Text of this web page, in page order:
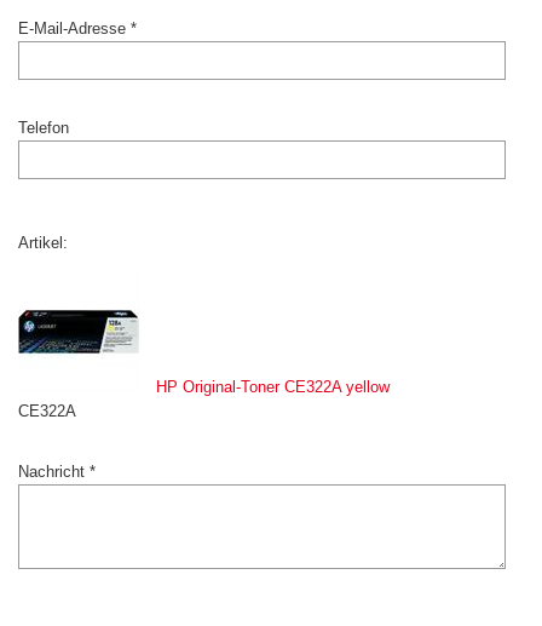
E-Mail-Adresse *
Telefon
Artikel:
HP Original-Toner CE322A yellow
CE322A
Nachricht *